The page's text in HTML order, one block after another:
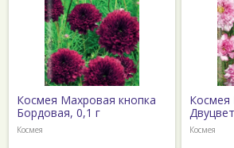
Космея Махровая кнопка
Бордовая, 0,1 г
Космея
Космея
Космея